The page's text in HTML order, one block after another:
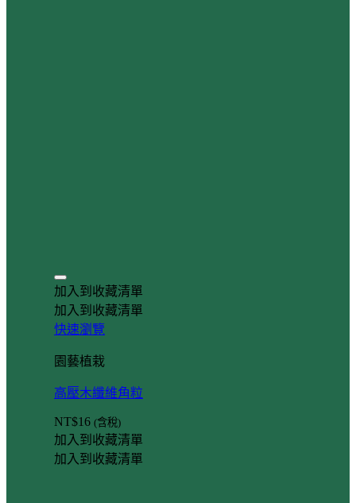
加入到收藏清單
加入到收藏清單
快速瀏覽
園藝植栽
高壓木纖維角粒
NT$16 (含稅)
加入到收藏清單
加入到收藏清單